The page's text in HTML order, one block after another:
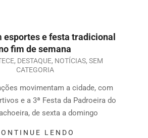
esportes e festa tradicional
fim de semana
, DESTAQUE, NOTÍCIAS, SEM
CATEGORIA
movimentam a cidade, com
e a 3ª Festa da Padroeira do
de sexta a domingo
LENDO